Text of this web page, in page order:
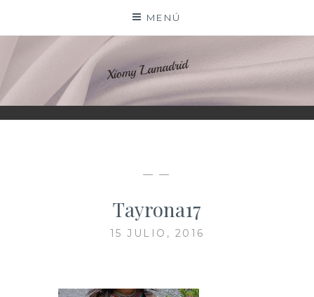
contenido
MENÚ
XIOMY LAMADRID
— —
Tayrona17
15 JULIO, 2016